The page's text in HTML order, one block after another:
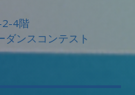
4階
ンスコンテスト